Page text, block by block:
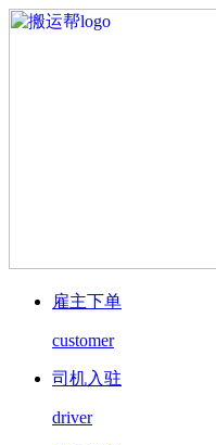
雇主下单
customer
司机入驻
driver